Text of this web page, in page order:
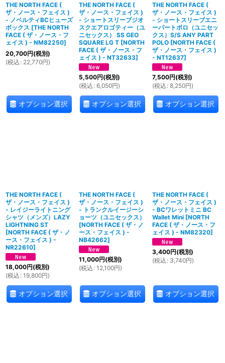
THE NORTH FACE (
ザ・ノース・フェイス )
- ノベルティBCヒューズ
ボックス [THE NORTH
FACE ( ザ・ノース・フ
ェイス ) - NM82250]
20,700円(税別)
(税込 : 22,770円)
オプション選択
THE NORTH FACE (
ザ・ノース・フェイス )
- ショートスリーブジオ
スクエアロゴティー（ユ
ニセックス） SS GEO
SQUARE LG T [NORTH
FACE ( ザ・ノース・フ
ェイス ) - NT32633]
5,500円(税別)
(税込 : 6,050円)
オプション選択
THE NORTH FACE (
ザ・ノース・フェイス )
- ショートスリーブエニ
ーパートポロ（ユニセッ
クス）S/S ANY PART
POLO [NORTH FACE (
ザ・ノース・フェイス )
- NT12637]
7,500円(税別)
(税込 : 8,250円)
オプション選択
THE NORTH FACE (
ザ・ノース・フェイス )
- レイジーライトニング
シャツ（メンズ）LAZY
LIGHTNING ST
[NORTH FACE ( ザ・ノ
ース・フェイス ) -
NR22610]
18,000円(税別)
(税込 : 19,800円)
オプション選択
THE NORTH FACE (
ザ・ノース・フェイス )
- トランクルイージーシ
ョーツ（ユニセックス）
[NORTH FACE ( ザ・ノ
ース・フェイス ) -
NB42662]
11,000円(税別)
(税込 : 12,100円)
オプション選択
THE NORTH FACE (
ザ・ノース・フェイス )
- BCワレットミニ BC
Wallet Mini [NORTH
FACE ( ザ・ノース・フ
ェイス ) - NM82320]
3,400円(税別)
(税込 : 3,740円)
オプション選択